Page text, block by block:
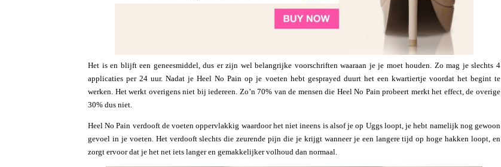
Het is en blijft een geneesmiddel, dus er zijn wel belangrijke voorschriften waaraan je je moet houden. Zo mag je slechts 4
applicaties per 24 uur. Nadat je Heel No Pain op je voeten hebt gesprayed duurt het een kwartiertje voordat het begint te
werken. Het werkt overigens niet bij iedereen. Zo’n 70% van de mensen die Heel No Pain probeert merkt het effect, de overige
30% dus niet.
Heel No Pain verdooft de voeten oppervlakkig waardoor het niet ineens is alsof je op Uggs loopt, je hebt namelijk nog gewoon
gevoel in je voeten. Het verdooft slechts die zeurende pijn die je krijgt wanneer je een langere tijd op hoge hakken loopt, en
zorgt ervoor dat je het net iets langer en gemakkelijker volhoud dan normaal.